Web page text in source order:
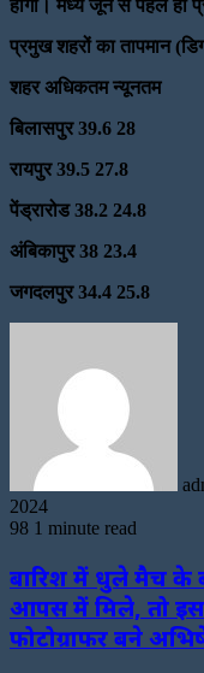
होगी। मध्य जून से पहले ही
प्रमुख शहरों का तापमान
शहर अधिकतम न्यूनतम
बिलासपुर 39.6 28
रायपुर 39.5 27.8
पेंड्रारोड 38.2 24.8
अंबिकापुर 38 23.4
जगदलपुर 34.4 25.8
2024
98 1 minute read
बारिश में धुले मैच के
आपस में मिले, तो
फोटोग्राफर बने